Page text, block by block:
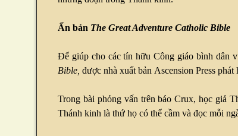
Ấn bản The Great Adventure Catholic Bible
Để giúp cho các tín hữu Công giáo bình dân
Bible, được nhà xuất bản Ascension Press phát
Trong bài phỏng vấn trên báo Crux, học giả
Thánh kinh là thứ họ có thể cầm và đọc mỗi